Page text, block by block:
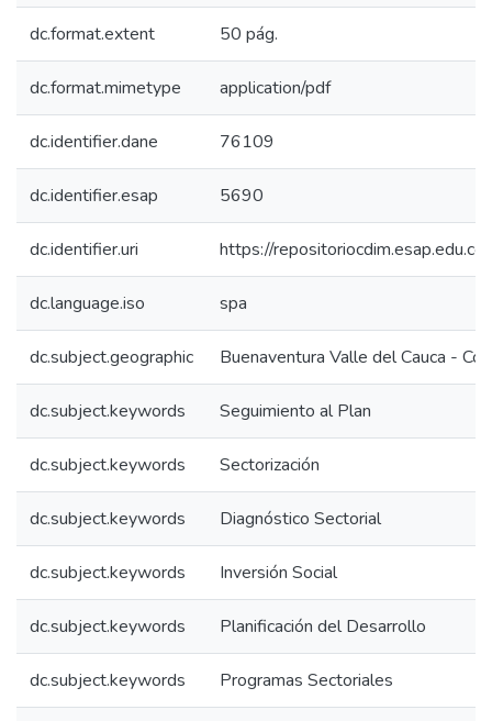
dc.format.extent 50 pág.
dc.format.mimetype application/pdf
dc.identifier.dane 76109
dc.identifier.esap 5690
dc.identifier.uri https://
dc.language.iso spa
dc.subject.geographic Buenaventura Valle del Cauca -
dc.subject.keywords Seguimiento al Plan
dc.subject.keywords Sectorización
dc.subject.keywords Diagnóstico Sectorial
dc.subject.keywords Inversión Social
dc.subject.keywords Planificación del Desarrollo
dc.subject.keywords Programas Sectoriales